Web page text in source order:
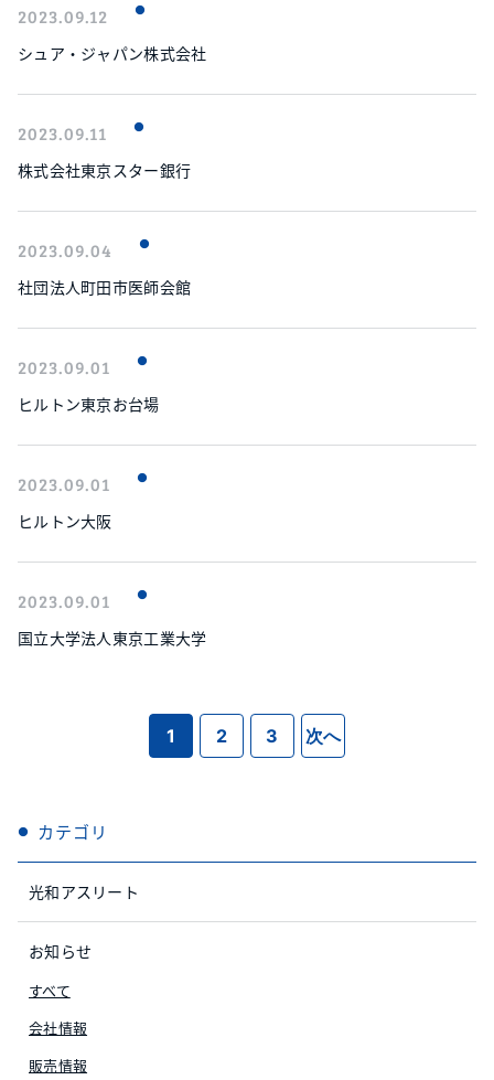
2023.09.12
シュア・ジャパン株式会社
2023.09.11
株式会社東京スター銀行
2023.09.04
社団法人町田市医師会館
2023.09.01
ヒルトン東京お台場
2023.09.01
ヒルトン大阪
2023.09.01
国立大学法人東京工業大学
1 2 3 次へ
カテゴリ
光和アスリート
お知らせ
すべて
会社情報
販売情報